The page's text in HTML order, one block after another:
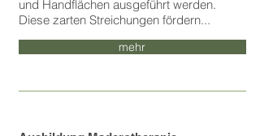
und Handflächen ausgeführt werden.
Diese zarten Streichungen fördern...
mehr